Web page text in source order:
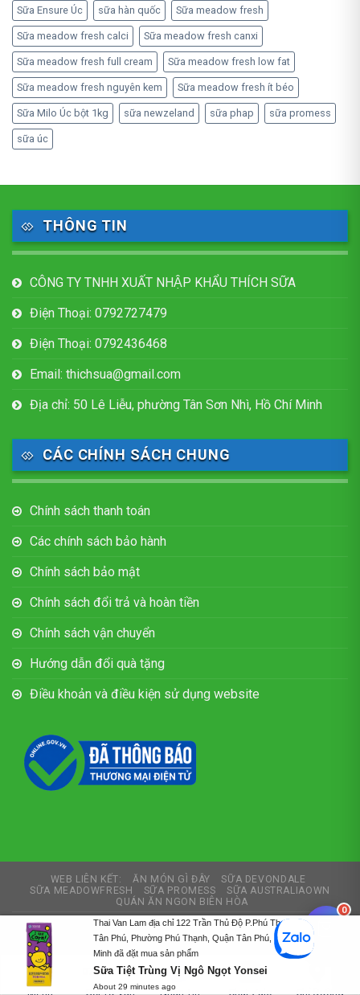
Sữa Ensure Úc sữa hàn quốc Sữa meadow fresh
Sữa meadow fresh calci Sữa meadow fresh canxi
Sữa meadow fresh full cream Sữa meadow fresh low fat
Sữa meadow fresh nguyên kem Sữa meadow fresh ít béo
Sữa Milo Úc bột 1kg sữa newzeland sữa phap sữa promess
sữa úc
THÔNG TIN
CÔNG TY TNHH XUẤT NHẬP KHẨU THÍCH SỮA
Điện Thoại: 0792727479
Điện Thoại: 0792436468
Email: thichsua@gmail.com
Địa chỉ: 50 Lê Liễu, phường Tân Sơn Nhì, Hồ Chí Minh
CÁC CHÍNH SÁCH CHUNG
Chính sách thanh toán
Các chính sách bảo hành
Chính sách bảo mật
Chính sách đổi trả và hoàn tiền
Chính sách vận chuyển
Hướng dẫn đổi quà tặng
Điều khoản và điều kiện sử dụng website
WEB LIÊN KẾT: ĂN MÓN GÌ ĐÂY
SỮA DEVONDALE
SỮA MEADOWFRESH
SỮA PROMESS
SỮA AUSTRALIAOWN
QUÁN ĂN NGON BIÊN HÒA
Copyright 2026 ©Thích Sữa
Tư vấn và thiết kế web Thiết kế web Biên Hòa
0792727479
Gọi Tư Vấn
Nhắn Tin Chat Zalo Chỉ Đường
Thai Van Lam địa chỉ 122 Trần Thủ Độ P.Phú Thạnh,
Tân Phú, Phường Phú Thạnh, Quận Tân Phú, Hồ Chí
Minh đã đặt mua sản phẩm
Sữa Tiệt Trùng Vị Ngô Ngọt Yonsei
About 29 minutes ago
0